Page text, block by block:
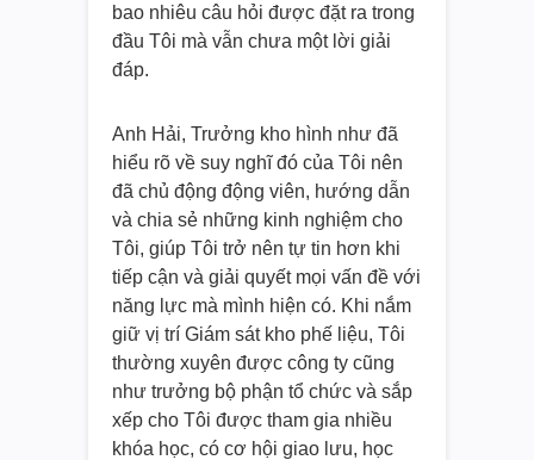
bao nhiêu câu hỏi được đặt ra trong
đầu Tôi mà vẫn chưa một lời giải
đáp.
Anh Hải, Trưởng kho hình như đã
hiểu rõ về suy nghĩ đó của Tôi nên
đã chủ động động viên, hướng dẫn
và chia sẻ những kinh nghiệm cho
Tôi, giúp Tôi trở nên tự tin hơn khi
tiếp cận và giải quyết mọi vấn đề với
năng lực mà mình hiện có. Khi nắm
giữ vị trí Giám sát kho phế liệu, Tôi
thường xuyên được công ty cũng
như trưởng bộ phận tổ chức và sắp
xếp cho Tôi được tham gia nhiều
khóa học, có cơ hội giao lưu, học